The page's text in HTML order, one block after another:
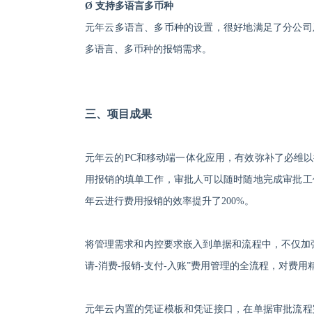
Ø 支持多语言多币种
元年云多语言、多币种的设置，很好地满足了分公
多语言、多币种的报销需求。
三、 项目成果
元年云的PC和移动端一体化应用，有效弥补了必维
用报销的填单工作，审批人可以随时随地完成审批
年云进行费用报销的效率提升了200%。
将管理需求和内控要求嵌入到单据和流程中，不仅
请-消费-报销-支付-入账”费用管理的全流程，对费用
元年云内置的凭证模板和凭证接口，在单据审批流